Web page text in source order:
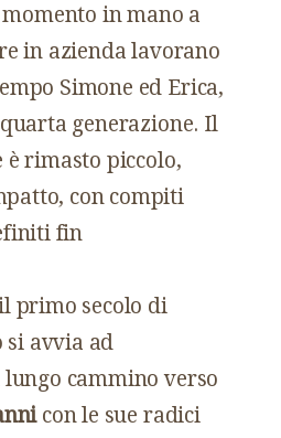
in mano a
in azienda lavorano
Simone ed Erica,
generazione. Il
rimasto piccolo,
con compiti
fin
primo secolo di
si avvia ad
cammino verso
con le sue radici